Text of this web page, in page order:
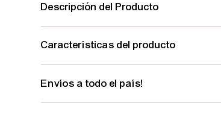
Descripción del Producto
Características del producto
Envíos a todo el país!